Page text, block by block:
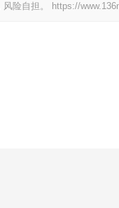
险自担。
https://